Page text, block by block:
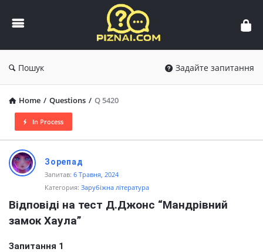
Пізнай.com
Пошук Задайте запитання
Home / Questions / Q 5420
In Process
Пізнай.com
Latest
Questions
Зорепад
Запитав: 6 Травня, 2024
Категория: Зарубіжна література
Відповіді на тест Д.Джонс “Мандрівний
замок Хаула”
Запитання 1